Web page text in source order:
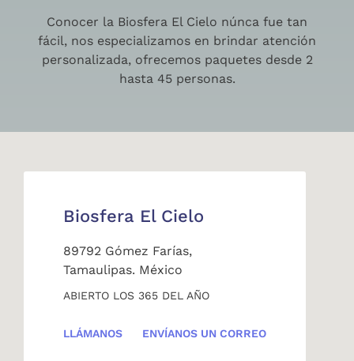
Conocer la Biosfera El Cielo núnca fue tan
fácil, nos especializamos en brindar atención
personalizada, ofrecemos paquetes desde 2
hasta 45 personas.
Biosfera El Cielo
89792 Gómez Farías,
Tamaulipas. México
ABIERTO LOS 365 DEL AÑO
LLÁMANOS ENVÍANOS UN CORREO